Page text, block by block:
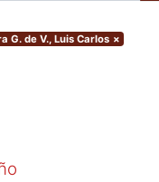
G. de V., Luis Carlos ×